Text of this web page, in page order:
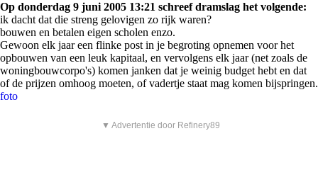
Op donderdag 9 juni 2005 13:21 schreef dramslag het volgende:
ik dacht dat die streng gelovigen zo rijk waren?
bouwen en betalen eigen scholen enzo.
Gewoon elk jaar een flinke post in je begroting opnemen voor het
opbouwen van een leuk kapitaal, en vervolgens elk jaar (net zoals de
woningbouwcorpo's) komen janken dat je weinig budget hebt en dat
of de prijzen omhoog moeten, of vadertje staat mag komen bijspringen.
foto
▼ Advertentie door Refinery89